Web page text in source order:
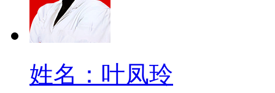
姓名：叶凤玲